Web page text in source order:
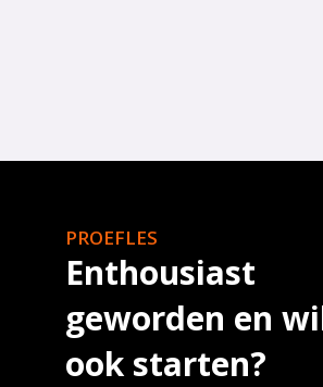
PROEFLES
Enthousiast
geworden en
ook starten?